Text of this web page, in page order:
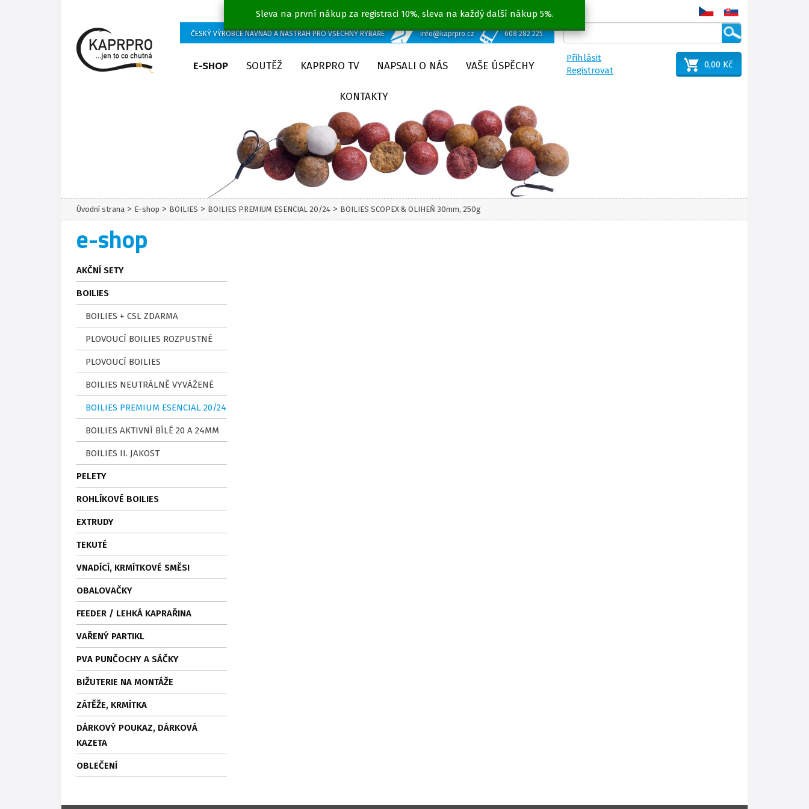
Sleva na první nákup za registraci 10%, sleva na každý další nákup 5%.
ČESKÝ VÝROBCE NÁVNAD A NÁSTRAH PRO VŠECHNY RYBÁŘE info@kaprpro.cz 608 282 225
E-SHOP SOUTĚŽ KAPRPRO TV NAPSALI O NÁS VAŠE ÚSPĚCHY
KONTAKTY
Přihlásit
Registrovat
0,00 Kč
Úvodní strana > E-shop > BOILIES > BOILIES PREMIUM ESENCIAL 20/24 > BOILIES SCOPEX & OLIHEŇ 30mm, 250g
e-shop
AKČNÍ SETY
BOILIES
BOILIES + CSL ZDARMA
PLOVOUCÍ BOILIES ROZPUSTNÉ
PLOVOUCÍ BOILIES
BOILIES NEUTRÁLNĚ VYVÁŽENÉ
BOILIES PREMIUM ESENCIAL 20/24
BOILIES AKTIVNÍ BÍLÉ 20 A 24MM
BOILIES II. JAKOST
PELETY
ROHLÍKOVÉ BOILIES
EXTRUDY
TEKUTÉ
VNADÍCÍ, KRMÍTKOVÉ SMĚSI
OBALOVAČKY
FEEDER / LEHKÁ KAPRAŘINA
VAŘENÝ PARTIKL
PVA PUNČOCHY A SÁČKY
BIŽUTERIE NA MONTÁŽE
ZÁTĚŽE, KRMÍTKA
DÁRKOVÝ POUKAZ, DÁRKOVÁ
KAZETA
OBLEČENÍ